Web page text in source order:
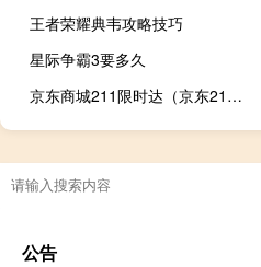
王者荣耀典韦攻略技巧
星际争霸3要多久
京东商城211限时达（京东211限时达是什么意思）
公告